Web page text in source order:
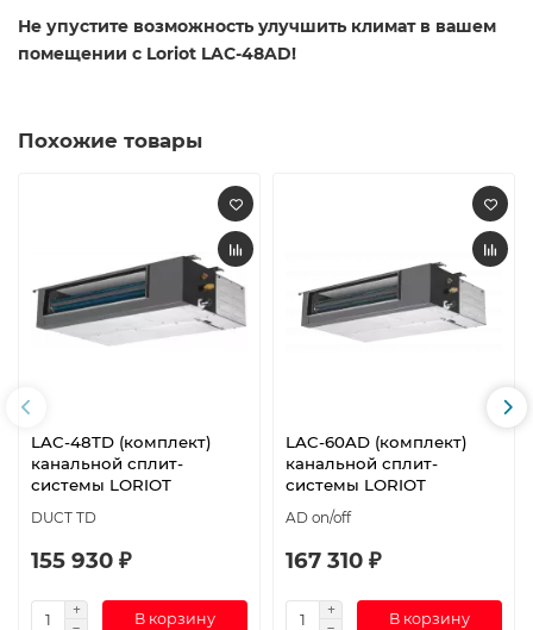
Не упустите возможность улучшить климат в вашем
помещении с Loriot LAC-48AD!
Похожие товары
LAC-48TD (комплект)
канальной сплит-
системы LORIOT
DUCT TD
155 930 ₽
В корзину
LAC-60AD (комплект)
канальной сплит-
системы LORIOT
AD on/off
167 310 ₽
В корзину